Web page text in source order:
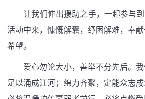
让我们伸出援助之手，一起参与
活动中来，慷慨解囊，纾困解难，奉
希望。
爱心勿论大小，善举不分先后。我
足以涌成江河；绵力齐聚，定能众志成